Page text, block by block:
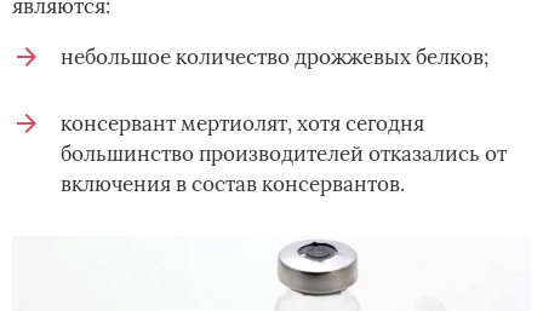
являются:
небольшое количество дрожжевых белков;
консервант мертиолят, хотя сегодня
большинство производителей отказались от
включения в состав консервантов.